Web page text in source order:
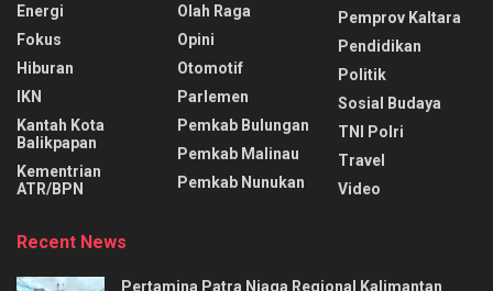
Energi
Fokus
Hiburan
IKN
Kantah Kota
Balikpapan
Kementrian
ATR/BPN
Olah Raga
Opini
Otomotif
Parlemen
Pemkab Bulungan
Pemkab Malinau
Pemkab Nunukan
Pemprov Kaltara
Pendidikan
Politik
Sosial Budaya
TNI Polri
Travel
Video
Recent News
Pertamina Patra Niaga Regional Kalimantan